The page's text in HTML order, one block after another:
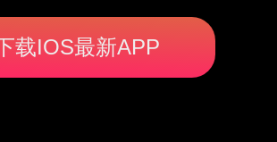
载IOS最新APP